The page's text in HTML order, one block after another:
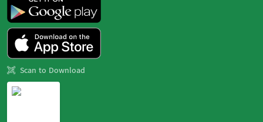
Scan to Download